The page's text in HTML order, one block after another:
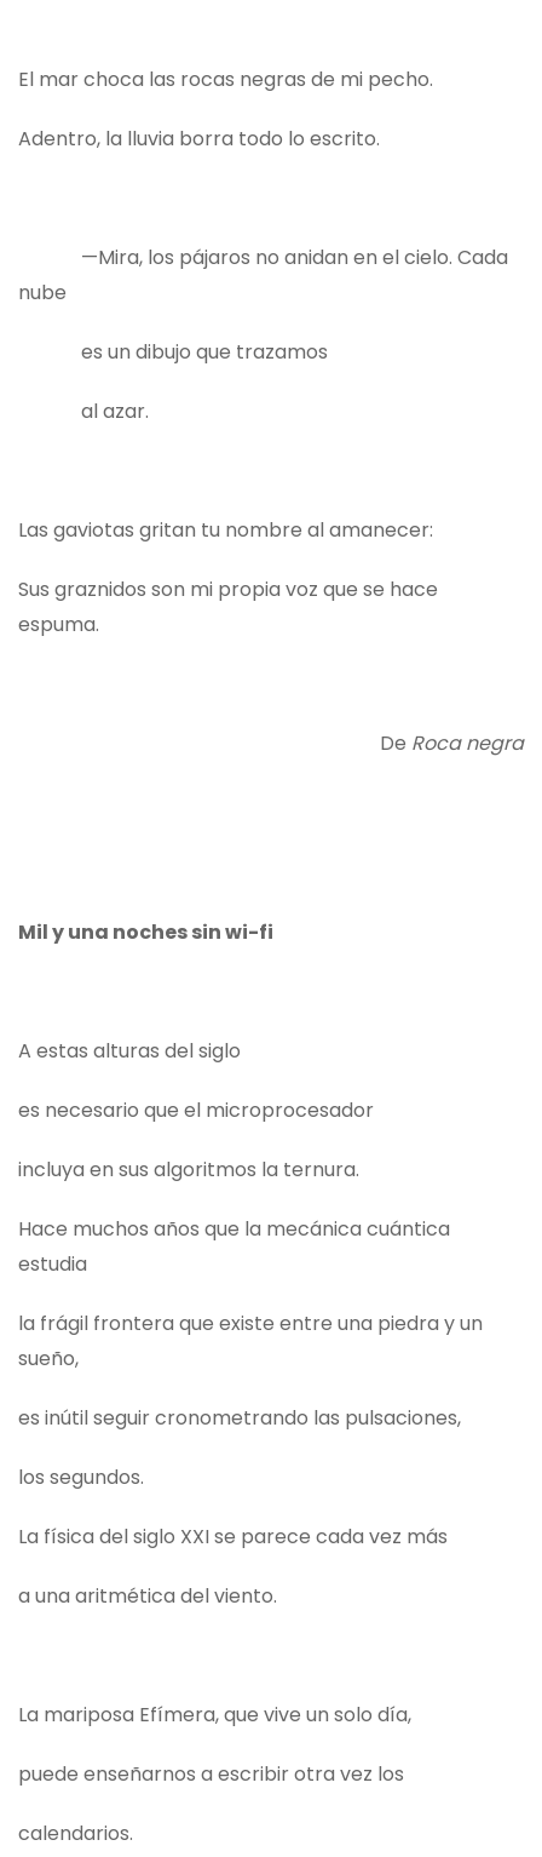
El mar choca las rocas negras de mi pecho.
Adentro, la lluvia borra todo lo escrito.
—Mira, los pájaros no anidan en el cielo. Cada
nube
es un dibujo que trazamos
al azar.
Las gaviotas gritan tu nombre al amanecer:
Sus graznidos son mi propia voz que se hace
espuma.
De Roca negra
Mil y una noches sin wi-fi
A estas alturas del siglo
es necesario que el microprocesador
incluya en sus algoritmos la ternura.
Hace muchos años que la mecánica cuántica
estudia
la frágil frontera que existe entre una piedra y un
sueño,
es inútil seguir cronometrando las pulsaciones,
los segundos.
La física del siglo XXI se parece cada vez más
a una aritmética del viento.
La mariposa Efímera, que vive un solo día,
puede enseñarnos a escribir otra vez los
calendarios.